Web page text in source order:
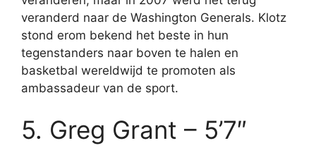
veranderd naar de Washington Generals. Klotz
stond erom bekend het beste in hun
tegenstanders naar boven te halen en
basketbal wereldwijd te promoten als
ambassadeur van de sport.
5. Greg Grant – 5’7″